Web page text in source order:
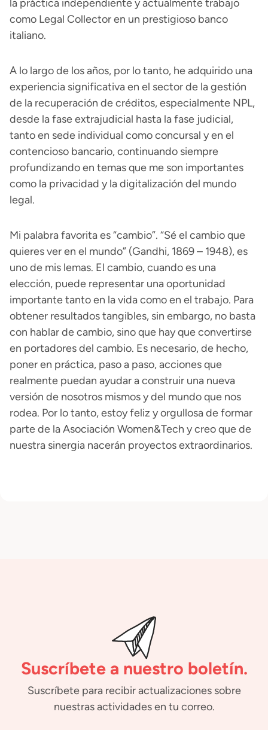
la práctica independiente y actualmente trabajo
como Legal Collector en un prestigioso banco
italiano.
A lo largo de los años, por lo tanto, he adquirido una
experiencia significativa en el sector de la gestión
de la recuperación de créditos, especialmente NPL,
desde la fase extrajudicial hasta la fase judicial,
tanto en sede individual como concursal y en el
contencioso bancario, continuando siempre
profundizando en temas que me son importantes
como la privacidad y la digitalización del mundo
legal.
Mi palabra favorita es “cambio”. “Sé el cambio que
quieres ver en el mundo” (Gandhi, 1869 – 1948), es
uno de mis lemas. El cambio, cuando es una
elección, puede representar una oportunidad
importante tanto en la vida como en el trabajo. Para
obtener resultados tangibles, sin embargo, no basta
con hablar de cambio, sino que hay que convertirse
en portadores del cambio. Es necesario, de hecho,
poner en práctica, paso a paso, acciones que
realmente puedan ayudar a construir una nueva
versión de nosotros mismos y del mundo que nos
rodea. Por lo tanto, estoy feliz y orgullosa de formar
parte de la Asociación Women&Tech y creo que de
nuestra sinergia nacerán proyectos extraordinarios.
Suscríbete a nuestro boletín.
Suscríbete para recibir actualizaciones sobre
nuestras actividades en tu correo.